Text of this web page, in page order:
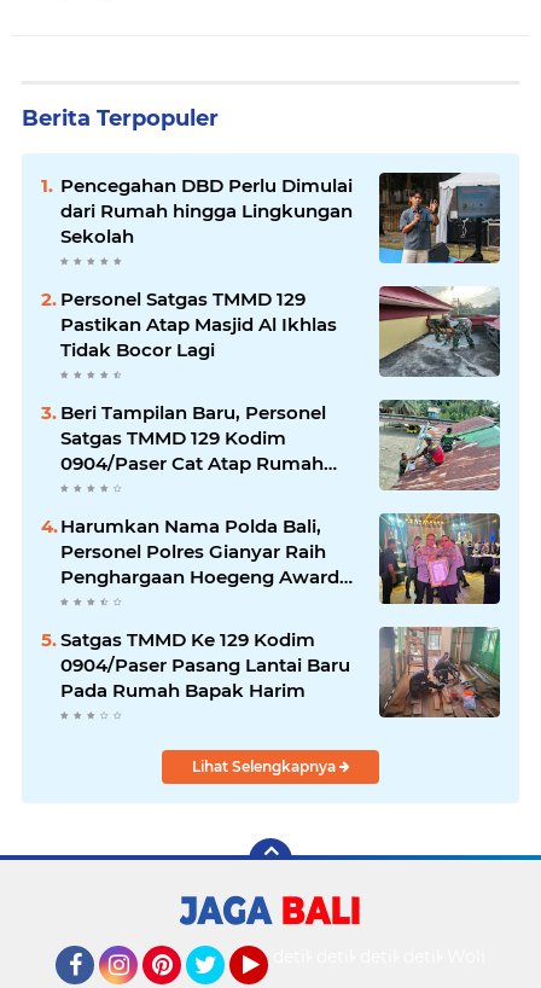
Berita Terpopuler
Pencegahan DBD Perlu Dimulai
dari Rumah hingga Lingkungan
Sekolah
Personel Satgas TMMD 129
Pastikan Atap Masjid Al Ikhlas
Tidak Bocor Lagi
Beri Tampilan Baru, Personel
Satgas TMMD 129 Kodim
0904/Paser Cat Atap Rumah
Marbot
Harumkan Nama Polda Bali,
Personel Polres Gianyar Raih
Penghargaan Hoegeng Awards
2026
Satgas TMMD Ke 129 Kodim
0904/Paser Pasang Lantai Baru
Pada Rumah Bapak Harim
Lihat Selengkapnya